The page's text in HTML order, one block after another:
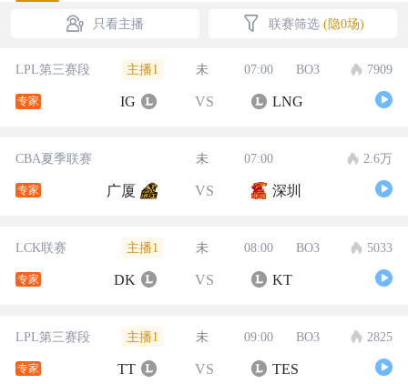
只看主播 联赛筛选 (隐0场)
LPL第三赛段 主播1 未 07:00 BO3 7909
专家 IG VS LNG
CBA夏季联赛 未 07:00 2.6万
专家 广厦 VS 深圳
LCK联赛 主播1 未 08:00 BO3 5033
专家 DK VS KT
LPL第三赛段 主播1 未 09:00 BO3 2825
专家 TT VS TES